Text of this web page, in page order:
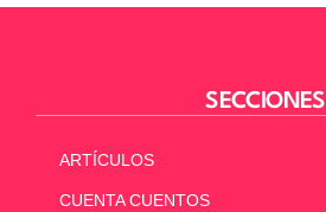
SECCIONES
ARTÍCULOS
CUENTA CUENTOS